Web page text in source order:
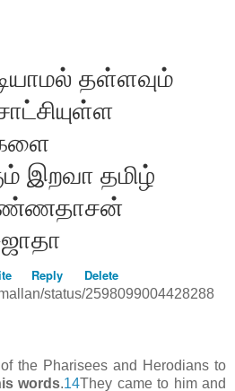
தள்ளவும்
இறவா தமிழ்
Reply Delete
status/2598099004428288
the Pharisees and Herodians to
words.14They came to him and